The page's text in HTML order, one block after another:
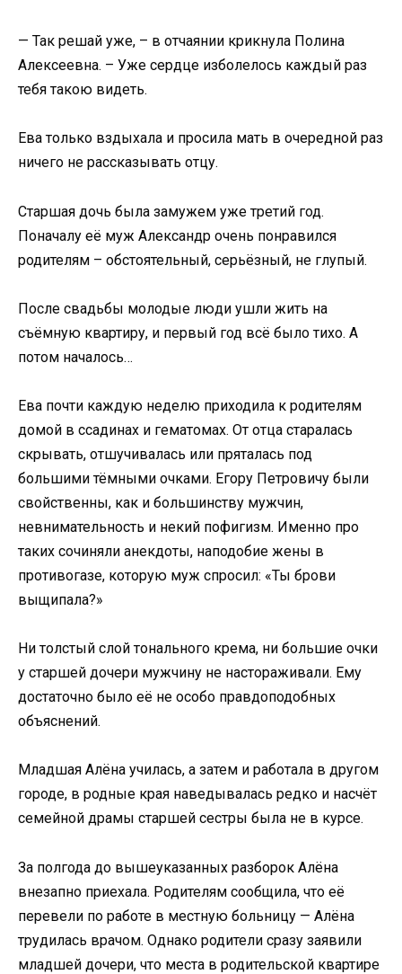
— Так решай уже, – в отчаянии крикнула Полина
Алексеевна. – Уже сердце изболелось каждый раз
тебя такою видеть.
Ева только вздыхала и просила мать в очередной раз
ничего не рассказывать отцу.
Старшая дочь была замужем уже третий год.
Поначалу её муж Александр очень понравился
родителям – обстоятельный, серьёзный, не глупый.
После свадьбы молодые люди ушли жить на
съёмную квартиру, и первый год всё было тихо. А
потом началось…
Ева почти каждую неделю приходила к родителям
домой в ссадинах и гематомах. От отца старалась
скрывать, отшучивалась или пряталась под
большими тёмными очками. Егору Петровичу были
свойственны, как и большинству мужчин,
невнимательность и некий пофигизм. Именно про
таких сочиняли анекдоты, наподобие жены в
противогазе, которую муж спросил: «Ты брови
выщипала?»
Ни толстый слой тонального крема, ни большие очки
у старшей дочери мужчину не настораживали. Ему
достаточно было её не особо правдоподобных
объяснений.
Младшая Алёна училась, а затем и работала в другом
городе, в родные края наведывалась редко и насчёт
семейной драмы старшей сестры была не в курсе.
За полгода до вышеуказанных разборок Алёна
внезапно приехала. Родителям сообщила, что её
перевели по работе в местную больницу — Алёна
трудилась врачом. Однако родители сразу заявили
младшей дочери, что места в родительской квартире